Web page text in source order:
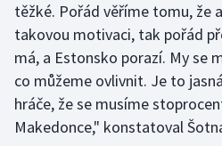
Veslování
Vodní slalom
těžké. Pořád věříme tomu, že
takovou motivaci, tak pořád
má, a Estonsko porazí. My se
co můžeme ovlivnit. Je to
hráče, že se musíme
Makedonce," konstatoval